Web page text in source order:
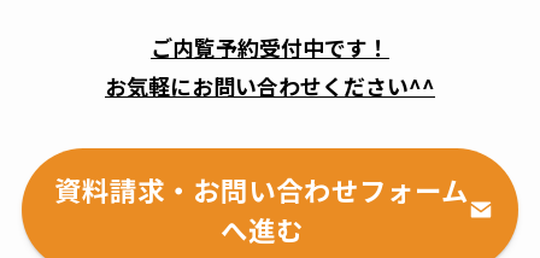
ご内覧予約受付中です！
お気軽にお問い合わせください^^
資料請求・お問い合わせフォーム
へ進む